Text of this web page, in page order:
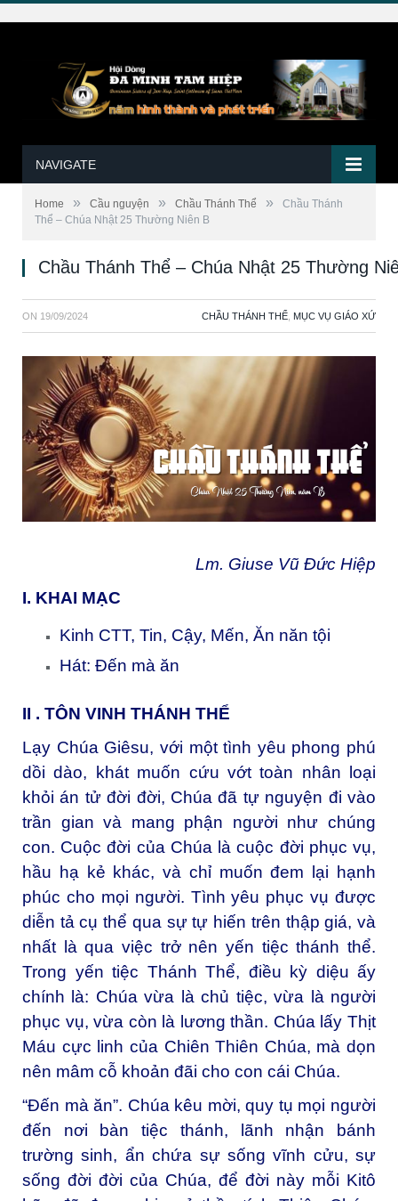
NAVIGATE
Home » Cầu nguyện » Chầu Thánh Thể »
Chầu Thánh
Thể – Chúa Nhật 25 Thường Niên B
Chầu Thánh Thể – Chúa Nhật 25 Thường
ON 19/09/2024 CHẦU THÁNH THỂ MỤC VỤ GIÁO XỨ
Lm. Giuse Vũ Đức Hiệp
I. KHAI MẠC
Kinh CTT, Tin, Cậy, Mến, Ăn năn tội
Hát: Đến mà ăn
II . TÔN VINH THÁNH THỂ
Lạy Chúa Giêsu, với một tình yêu phong phú
dồi dào, khát muốn cứu vớt toàn nhân loại
khỏi án tử đời đời, Chúa đã tự nguyện đi vào
trần gian và mang phận người như chúng
con. Cuộc đời của Chúa là cuộc đời phục vụ,
hầu hạ kẻ khác, và chỉ muốn đem lại hạnh
phúc cho mọi người. Tình yêu phục vụ được
diễn tả cụ thể qua sự tự hiến trên thập giá, và
nhất là qua việc trở nên yến tiệc thánh thể.
Trong yến tiệc Thánh Thể, điều kỳ diệu ấy
chính là: Chúa vừa là chủ tiệc, vừa là người
phục vụ, vừa còn là lương thần. Chúa lấy Thịt
Máu cực linh của Chiên Thiên Chúa, mà dọn
nên mâm cỗ khoản đãi cho con cái Chúa.
“Đến mà ăn”. Chúa kêu mời, quy tụ mọi người
đến nơi bàn tiệc thánh, lãnh nhận bánh
trường sinh, ẩn chứa sự sống vĩnh cửu, sự
sống đời đời của Chúa, để đời này mỗi Kitô